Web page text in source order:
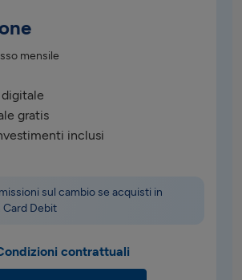
mensile
gratis
inclusi
sul cambio se acquisti in
Card Debit
contrattuali